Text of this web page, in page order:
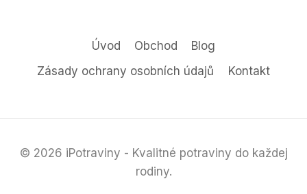
Úvod Obchod
Blog
Zásady ochrany osobních údajů
Kontakt
© 2026 iPotraviny - Kvalitné potraviny do každej
rodiny.